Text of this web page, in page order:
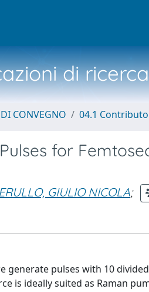
di
CONVEGNO 04.1
for
GIULIO NICOLA;
pulses with 10
is ideally suited as Raman